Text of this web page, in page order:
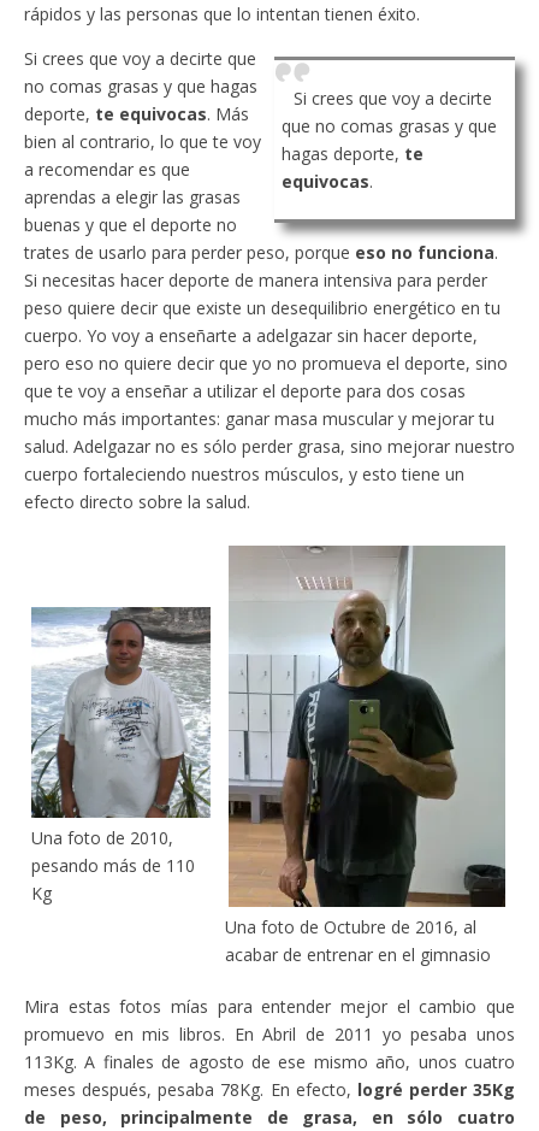
rápidos y las personas que lo intentan tienen éxito.
Si crees que voy a decirte
que no comas grasas y que
hagas deporte, te
equivocas.
Si crees que voy a decirte que
no comas grasas y que hagas
deporte, te equivocas. Más
bien al contrario, lo que te voy
a recomendar es que
aprendas a elegir las grasas
buenas y que el deporte no
trates de usarlo para perder peso, porque eso no funciona.
Si necesitas hacer deporte de manera intensiva para perder
peso quiere decir que existe un desequilibrio energético en tu
cuerpo. Yo voy a enseñarte a adelgazar sin hacer deporte,
pero eso no quiere decir que yo no promueva el deporte, sino
que te voy a enseñar a utilizar el deporte para dos cosas
mucho más importantes: ganar masa muscular y mejorar tu
salud. Adelgazar no es sólo perder grasa, sino mejorar nuestro
cuerpo fortaleciendo nuestros músculos, y esto tiene un
efecto directo sobre la salud.
Una foto de 2010,
pesando más de 110
Kg
Una foto de Octubre de 2016, al
acabar de entrenar en el gimnasio
Mira estas fotos mías para entender mejor el cambio que
promuevo en mis libros. En Abril de 2011 yo pesaba unos
113Kg. A finales de agosto de ese mismo año, unos cuatro
meses después, pesaba 78Kg. En efecto, logré perder 35Kg
de peso, principalmente de grasa, en sólo cuatro